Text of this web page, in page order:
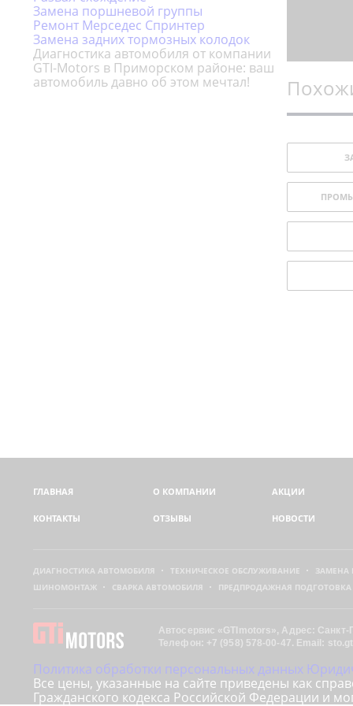
Ремонт Фольксваген Транспортер
Ремонт Ситроен Джампер
Ремонт Ивеко Дейли
Ремонт Пежо Боксер
Ремонт Хендай H1
Замена поршневой группы
Ремонт Мерседес Спринтер
Замена задних тормозных колодок
Диагностика автомобиля от компании
GTI-Motors в Приморском районе: ваш
автомобиль давно об этом мечтал!
ГЛАВНАЯ
КОНТАКТЫ
О КОМПАНИИ
ОТЗЫВЫ
АКЦИИ
НОВОСТИ
ДИАГНОСТИКА АВТОМОБИЛЯ ТЕХНИЧЕСКОЕ ОБСЛУЖИВАНИЕ ЗАМЕНА
ШИНОМОНТАЖ
СВАРКА АВТОМОБИЛЯ ПРЕДПРОДАЖНАЯ ПОДГОТОВКА
Автосервис «GTImotors», Адрес: Санкт-
Телефон: +7 (958) 578-00-47. Email:
Политика обработки персональных данных
Все цены, указанные на сайте приведены как
Гражданского кодекса Российской Федерации и